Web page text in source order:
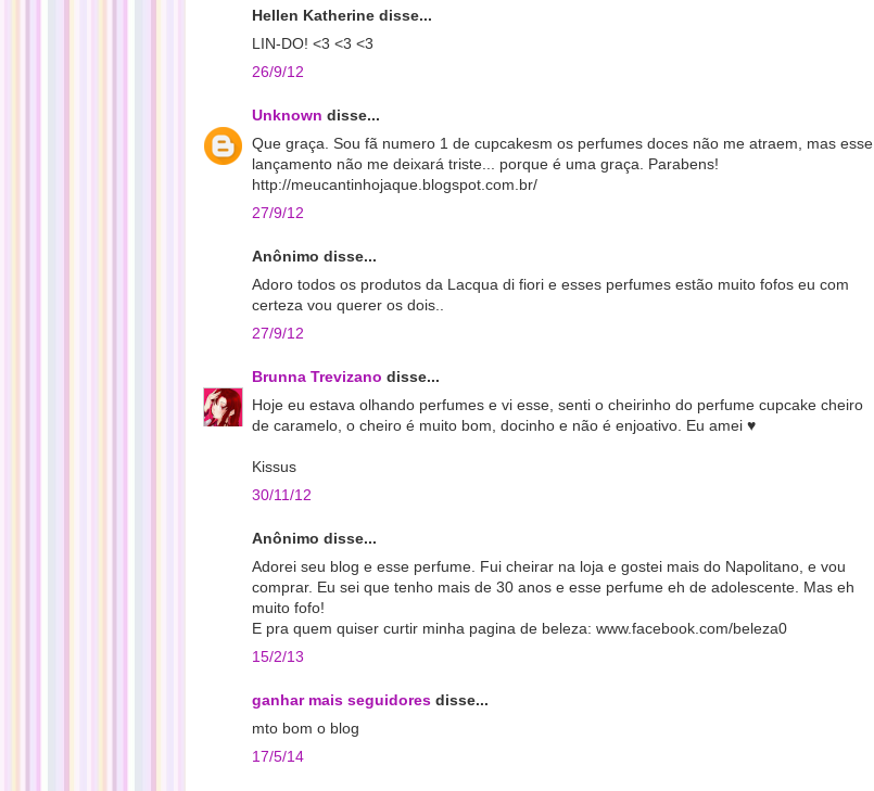
Hellen Katherine disse...
LIN-DO! <3 <3 <3
26/9/12
Unknown disse...
Que graça. Sou fã numero 1 de cupcakesm os perfumes doces não me atraem, mas esse
lançamento não me deixará triste... porque é uma graça. Parabens!
http://meucantinhojaque.blogspot.com.br/
27/9/12
Anônimo disse...
Adoro todos os produtos da Lacqua di fiori e esses perfumes estão muito fofos eu com
certeza vou querer os dois..
27/9/12
Brunna Trevizano disse...
Hoje eu estava olhando perfumes e vi esse, senti o cheirinho do perfume cupcake cheiro
de caramelo, o cheiro é muito bom, docinho e não é enjoativo. Eu amei ♥
Kissus
30/11/12
Anônimo disse...
Adorei seu blog e esse perfume. Fui cheirar na loja e gostei mais do Napolitano, e vou
comprar. Eu sei que tenho mais de 30 anos e esse perfume eh de adolescente. Mas eh
muito fofo!
E pra quem quiser curtir minha pagina de beleza: www.facebook.com/beleza0
15/2/13
ganhar mais seguidores disse...
mto bom o blog
17/5/14